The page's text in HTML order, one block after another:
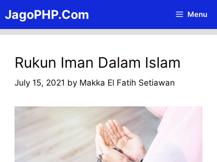
to
content
JagoPHP.Com Menu
Rukun Iman Dalam Islam
July 15, 2021 by Makka El Fatih Setiawan